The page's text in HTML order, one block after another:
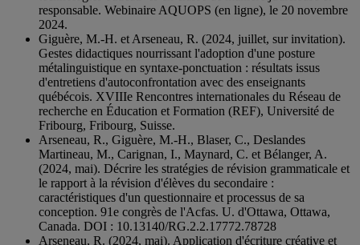
responsable. Webinaire AQUOPS (en ligne), le 20 novembre
2024.
Giguère, M.-H. et Arseneau, R. (2024, juillet, sur invitation).
Gestes didactiques nourrissant l'adoption d'une posture
métalinguistique en syntaxe-ponctuation : résultats issus
d'entretiens d'autoconfrontation avec des enseignants
québécois. XVIIIe Rencontres internationales du Réseau de
recherche en Éducation et Formation (REF), Université de
Fribourg, Fribourg, Suisse.
Arseneau, R., Giguère, M.-H., Blaser, C., Deslandes
Martineau, M., Carignan, I., Maynard, C. et Bélanger, A.
(2024, mai). Décrire les stratégies de révision grammaticale et
le rapport à la révision d'élèves du secondaire :
caractéristiques d'un questionnaire et processus de sa
conception. 91e congrès de l'Acfas. U. d'Ottawa, Ottawa,
Canada. DOI : 10.13140/RG.2.2.17772.78728
Arseneau, R. (2024, mai). Application d'écriture créative et